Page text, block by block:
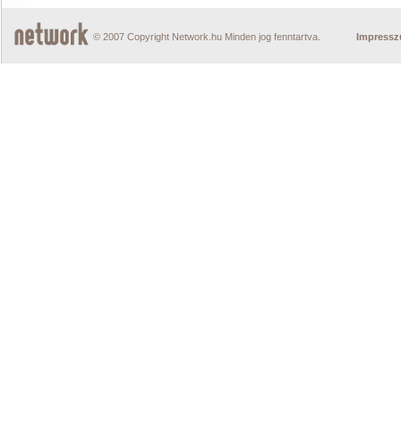
© 2007 Copyright Network.hu Minden jog fenntartva.